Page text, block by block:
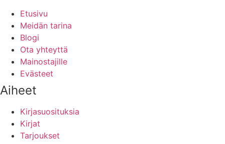
Etusivu
Meidän tarina
Blogi
Ota yhteyttä
Mainostajille
Evästeet
Aiheet
Kirjasuosituksia
Kirjat
Tarjoukset